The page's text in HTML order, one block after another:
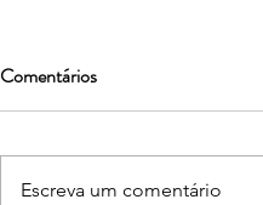
Comentários
Escreva um comentário